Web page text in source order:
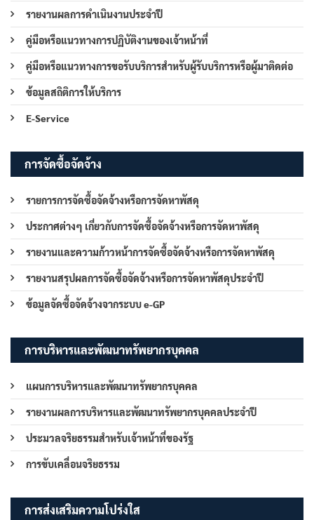
รายงานผลการดำเนินงานประจำปี
คู่มือหรือแนวทางการปฏิบัติงานของเจ้าหน้าที่
คู่มือหรือแนวทางการขอรับบริการสำหรับผู้รับบริการหรือผู้มาติดต่อ
ข้อมูลสถิติการให้บริการ
E-Service
การจัดซื้อจัดจ้าง
รายการการจัดซื้อจัดจ้างหรือการจัดหาพัสดุ
ประกาศต่างๆ เกี่ยวกับการจัดซื้อจัดจ้างหรือการจัดหาพัสดุ
รายงานและความก้าวหน้าการจัดซื้อจัดจ้างหรือการจัดหาพัสดุ
รายงานสรุปผลการจัดซื้อจัดจ้างหรือการจัดหาพัสดุประจำปี
ข้อมูลจัดซื้อจัดจ้างจากระบบ e-GP
การบริหารและพัฒนาทรัพยากรบุคคล
แผนการบริหารและพัฒนาทรัพยากรบุคคล
รายงานผลการบริหารและพัฒนาทรัพยากรบุคคลประจำปี
ประมวลจริยธรรมสำหรับเจ้าหน้าที่ของรัฐ
การขับเคลื่อนจริยธรรม
การส่งเสริมความโปร่งใส